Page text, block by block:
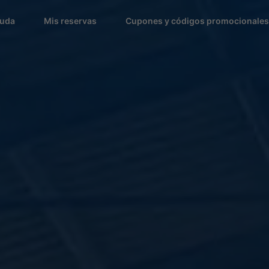
Mis reservas Cupones y códigos promocionales